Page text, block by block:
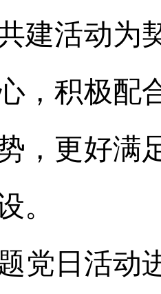
建活动为
，积极配
，更好满
。
党日活动